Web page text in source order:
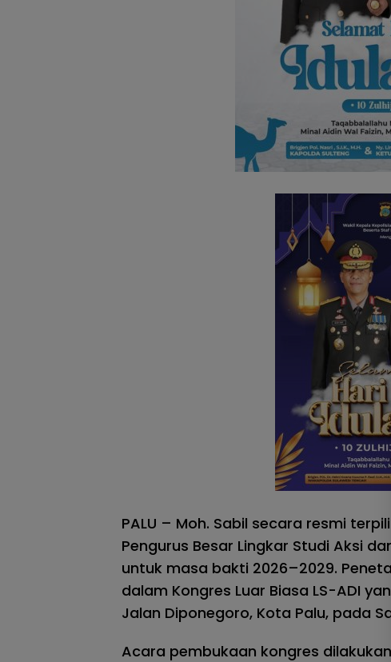
PALU – Moh. Sabil secara resmi
Pengurus Besar Lingkar Studi Aksi
untuk masa bakti 2026–2029.
dalam Kongres Luar Biasa LS-ADI
Jalan Diponegoro, Kota Palu, pada
Acara pembukaan kongres